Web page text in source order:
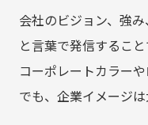
会社のビジョン、強
と言葉で発信するこ
コーポレートカラー
でも、企業イメージは